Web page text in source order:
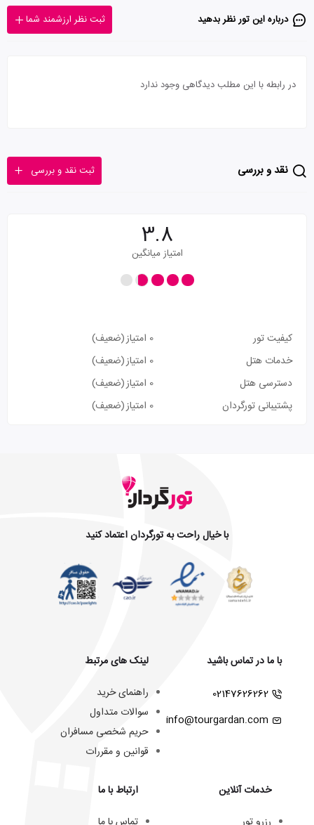
درباره این تور‌ نظر بدهید ثبت نظر ارزشمند شما
در رابطه با این مطلب دیدگاهی وجود ندارد
نقد و بررسی ثبت نقد و بررسی
3.8
امتیاز میانگین
کیفیت تور 0 امتیاز
(ضعیف)
خدمات هتل
0 امتیاز
(ضعیف)
دسترسی هتل
0 امتیاز
(ضعیف)
پشتیبانی تورگردان
0 امتیاز (ضعیف)
با خیال راحت به تورگردان اعتماد کنید
با ما در تماس باشید
02147626262
info@tourgardan.com
خدمات آنلاین
لینک های مرتبط
راهنمای خرید
سوالات متداول
حریم شخصی مسافران
قوانین و مقررات
ارتباط با ما